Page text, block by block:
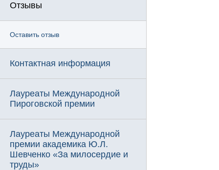
Отзывы
Оставить отзыв
Контактная информация
Лауреаты Международной
Пироговской премии
Лауреаты Международной
премии академика Ю.Л.
Шевченко «За милосердие и
труды»